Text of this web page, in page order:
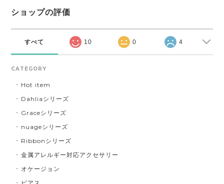
ショップの評価
すべて 10 0 4
CATEGORY
Hot item
Dahliaシリーズ
Graceシリーズ
nuageシリーズ
Ribbonシリーズ
金属アレルギー対応アクセサリー
オケージョン